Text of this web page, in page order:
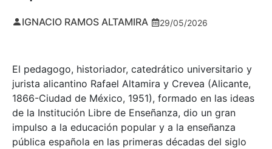
IGNACIO RAMOS ALTAMIRA 29/05/2026
El pedagogo, historiador, catedrático universitario y
jurista alicantino Rafael Altamira y Crevea (Alicante,
1866-Ciudad de México, 1951), formado en las ideas
de la Institución Libre de Enseñanza, dio un gran
impulso a la educación popular y a la enseñanza
pública española en las primeras décadas del siglo